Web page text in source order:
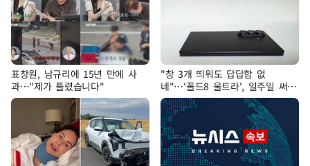
표창원, 남규리에 15년 만에 사
과…"제가 틀렸습니다"
"창 3개 띄워도 답답함 없
네"…'폴드8 울트라', 일주일 써보
니